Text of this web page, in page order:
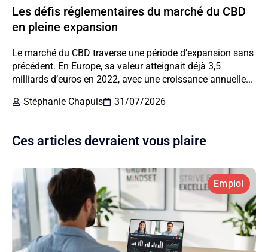
Les défis réglementaires du marché du CBD
en pleine expansion
Le marché du CBD traverse une période d’expansion sans
précédent. En Europe, sa valeur atteignait déjà 3,5
milliards d’euros en 2022, avec une croissance annuelle...
Stéphanie Chapuis
31/07/2026
Ces articles devraient vous plaire
Emploi